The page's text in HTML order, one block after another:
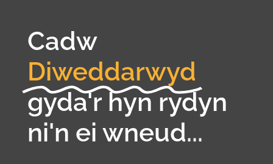
Cadw
Diweddarwyd
gyda'r hyn rydyn
ni'n ei wneud...